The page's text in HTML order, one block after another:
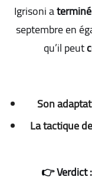
Igrisoni a
septembre en
qu’il peut
Son
La tactique
👉 Verdict